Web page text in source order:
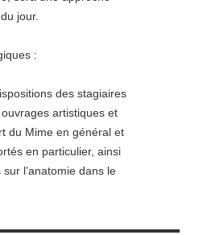
jour.
:
des stagiaires
artistiques et
du Mime en général et
en particulier, ainsi
l’anatomie dans le